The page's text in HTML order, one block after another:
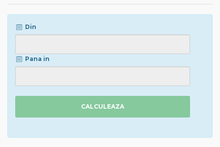
Din
Pana in
CALCULEAZA